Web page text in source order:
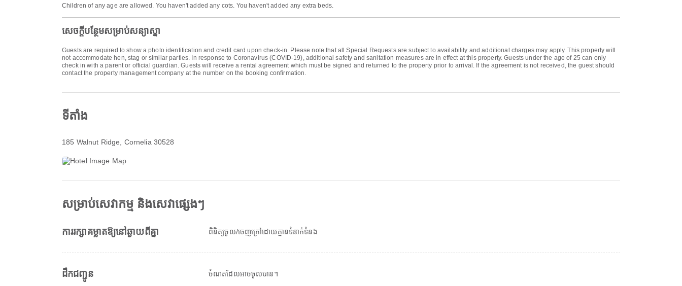
Children of any age are allowed. You haven't added any cots. You haven't added any extra beds.
សេចក្ដីបន្ថែមសម្រាប់សន្យាស្នា
Guests are required to show a photo identification and credit card upon check-in. Please note that all Special Requests are subject to availability and additional charges may apply. This property will
not accommodate hen, stag or similar parties. In response to Coronavirus (COVID-19), additional safety and sanitation measures are in effect at this property. Guests under the age of 25 can only
check in with a parent or official guardian. Guests will receive a rental agreement which must be signed and returned to the property prior to arrival. If the agreement is not received, the guest should
contact the property management company at the number on the booking confirmation.
ទីតាំង
185 Walnut Ridge , Cornelia 30528
សម្រាប់សេវាកម្ម និងសេវាផ្សេងៗ
ការរក្សាគម្លាតឱ្យនៅឆ្ងាយពីគ្នា ពិនិត្យចូល/ចេញក្រៅដោយគ្មានទំនាក់ទំនង
ដឹកជញ្ជូន ចំណតដែលអាចចូលបាន។